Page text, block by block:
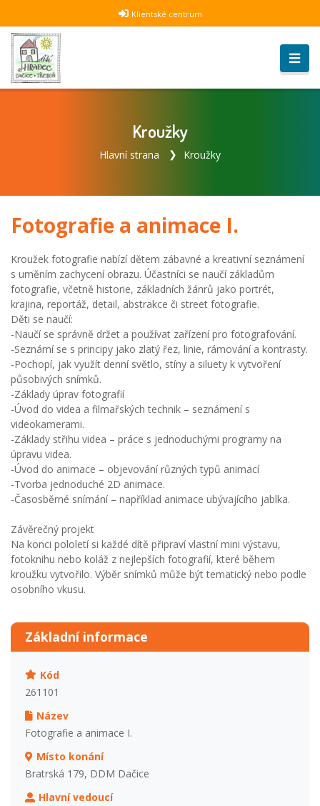
Klientské centrum
Kroužky
Hlavní strana Kroužky
Fotografie a animace I.
Kroužek fotografie nabízí dětem zábavné a kreativní seznámení
s uměním zachycení obrazu. Účastníci se naučí základům
fotografie, včetně historie, základních žánrů jako portrét,
krajina, reportáž, detail, abstrakce či street fotografie.
Děti se naučí:
-Naučí se správně držet a používat zařízení pro fotografování.
-Seznámí se s principy jako zlatý řez, linie, rámování a kontrasty.
-Pochopí, jak využít denní světlo, stíny a siluety k vytvoření
působivých snímků.
-Základy úprav fotografií
-Úvod do videa a filmařských technik – seznámení s
videokamerami.
-Základy střihu videa – práce s jednoduchými programy na
úpravu videa.
-Úvod do animace – objevování různých typů animací
-Tvorba jednoduché 2D animace.
-Časosběrné snímání – například animace ubývajícího jablka.
Závěrečný projekt
Na konci pololetí si každé dítě připraví vlastní mini výstavu,
fotoknihu nebo koláž z nejlepších fotografií, které během
kroužku vytvořilo. Výběr snímků může být tematický nebo podle
osobního vkusu.
Základní informace
Kód
261101
Název
Fotografie a animace I.
Místo konání
Bratrská 179, DDM Dačice
Hlavní vedoucí